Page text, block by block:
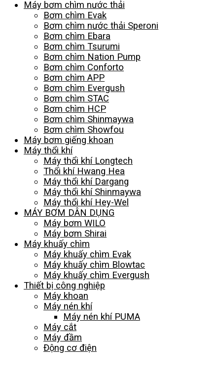
Máy bơm chìm nước thải
Bơm chìm Evak
Bơm chìm nước thải Speroni
Bơm chìm Ebara
Bơm chìm Tsurumi
Bơm chìm Nation Pump
Bơm chìm Conforto
Bơm chìm APP
Bơm chìm Evergush
Bơm chìm STAC
Bơm chìm HCP
Bơm chìm Shinmaywa
Bơm chìm Showfou
Máy bơm giếng khoan
Máy thổi khí
Máy thổi khí Longtech
Thổi khí Hwang Hea
Máy thổi khí Dargang
Máy thổi khí Shinmaywa
Máy thổi khí Hey-Wel
MÁY BƠM DÂN DỤNG
Máy bơm WILO
Máy bơm Shirai
Máy khuấy chìm
Máy khuấy chìm Evak
Máy khuấy chìm Blowtac
Máy khuấy chìm Evergush
Thiết bị công nghiệp
Máy khoan
Máy nén khí
Máy nén khí PUMA
Máy cắt
Máy đầm
Động cơ điện